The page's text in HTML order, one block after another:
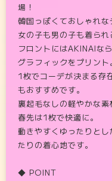
場！
韓国っぽくておしゃれな
女の子も男の子も着られ
フロントにはAKINAIな
グラフィックをプリント。
1枚でコーデが決まる存
もおすすめです。
裏起毛なしの軽やかな素
春先は1枚で快適に。
動きやすくゆったりと
たりの着心地です。
◆ POINT